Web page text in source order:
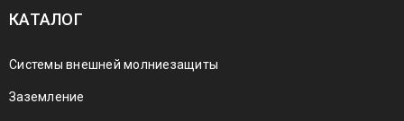
КАТАЛОГ
Системы внешней молниезащиты
Заземление